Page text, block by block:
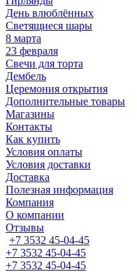
День влюблённых
Светящиеся шары
8 марта
23 февраля
Свечи для торта
Дембель
Церемония открытия
Дополнительные товары
Магазины
Контакты
Как купить
Условия оплаты
Условия доставки
Доставка
Полезная информация
Компания
О компании
Отзывы
+7 3532 45-04-45
+7 3532 45-04-45
+7 3532 45-04-45